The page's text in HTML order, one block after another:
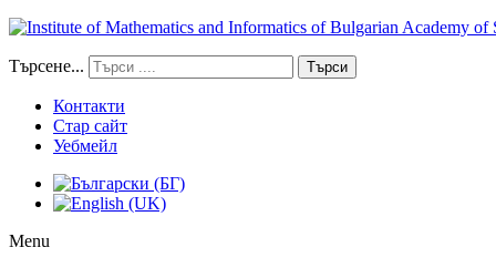
Търсене... Търси
Контакти
Стар сайт
Уебмейл
Menu